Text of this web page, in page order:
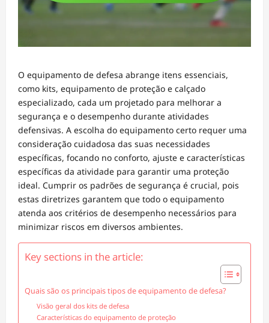
O equipamento de defesa abrange itens essenciais,
como kits, equipamento de proteção e calçado
especializado, cada um projetado para melhorar a
segurança e o desempenho durante atividades
defensivas. A escolha do equipamento certo requer uma
consideração cuidadosa das suas necessidades
específicas, focando no conforto, ajuste e características
específicas da atividade para garantir uma proteção
ideal. Cumprir os padrões de segurança é crucial, pois
estas diretrizes garantem que todo o equipamento
atenda aos critérios de desempenho necessários para
minimizar riscos em diversos ambientes.
Key sections in the article:
Quais são os principais tipos de equipamento de defesa?
Visão geral dos kits de defesa
Características do equipamento de proteção